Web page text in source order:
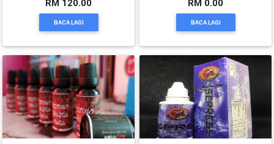
RM 120.00
BACA LAGI
RM 0.00
BACA LAGI
PELANCONGAN(1)
RUMAH
&
BARANG
PERIBADI(4)